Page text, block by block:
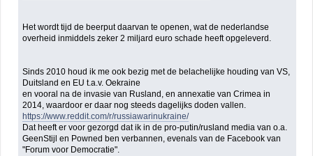
Het wordt tijd de beerput daarvan te openen, wat de nederlandse
overheid inmiddels zeker 2 miljard euro schade heeft opgeleverd.
Sinds 2010 houd ik me ook bezig met de belachelijke houding van VS,
Duitsland en EU t.a.v. Oekraine
en vooral na de invasie van Rusland, en annexatie van Crimea in
2014, waardoor er daar nog steeds dagelijks doden vallen.
https://www.reddit.com/r/russiawarinukraine/
Dat heeft er voor gezorgd dat ik in de pro-putin/rusland media van o.a.
GeenStijl en Powned ben verbannen, evenals van de Facebook van
"Forum voor Democratie".